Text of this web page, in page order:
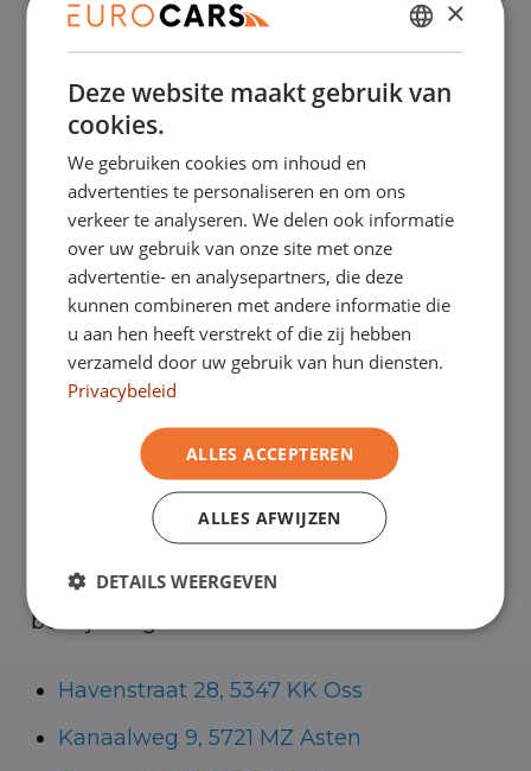
Online kopen, niet goed geld terug
Financial lease – Soepele acceptatie
Gratis thuisbezorgd bij online aankoop
Onze showrooms
Je bent van harte welkom in een van onze
showrooms om de occasions te bekijken –
en natuurlijk voor een lekkere kop koffie!
kunt in Asten terecht voor onze
bedrijfswagens en in Oss, Geldrop en
Helmond voor zowel personenauto’s als
bedrijfswagens.
Havenstraat 28, 5347 KK Oss
Kanaalweg 9, 5721 MZ Asten
DUTCH
ENGLISH
×
Deze website maakt gebruik van
cookies.
We gebruiken cookies om inhoud en
advertenties te personaliseren en om ons
verkeer te analyseren. We delen ook informatie
over uw gebruik van onze site met onze
advertentie- en analysepartners, die deze
kunnen combineren met andere informatie die
u aan hen heeft verstrekt of die zij hebben
verzameld door uw gebruik van hun diensten.
Privacybeleid
ALLES ACCEPTEREN
ALLES AFWIJZEN
DETAILS WEERGEVEN